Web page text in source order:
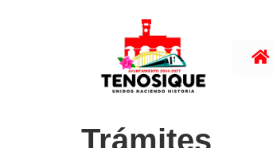
Trámites